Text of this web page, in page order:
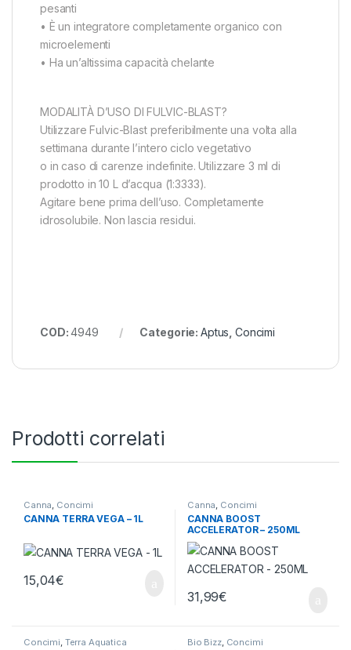
pesanti
• È un integratore completamente organico con
microelementi
• Ha un’altissima capacità chelante
MODALITÀ D’USO DI FULVIC-BLAST?
Utilizzare Fulvic-Blast preferibilmente una volta alla
settimana durante l’intero ciclo vegetativo
o in caso di carenze indefinite. Utilizzare 3 ml di
prodotto in 10 L d’acqua (1:3333).
Agitare bene prima dell’uso. Completamente
idrosolubile. Non lascia residui.
COD:4949 Categorie: Aptus Concimi
Prodotti correlati
Canna Concimi
CANNA TERRA VEGA – 1L
15,04€
Canna Concimi
CANNA BOOST
ACCELERATOR – 250ML
31,99€
Concimi, Terra Aquatica Bio Bizz, Concimi